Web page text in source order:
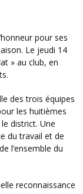
Le jeudi 14
» au club, en
les huitièmes
district. Une
du travail et de
l’ensemble du